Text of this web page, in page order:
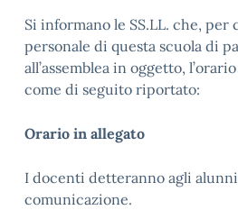
Si informano le SS.LL. che, per
personale di questa scuola di
all’assemblea in oggetto,
come di seguito riportato:
Orario in allegato
I docenti detteranno agli
comunicazione.